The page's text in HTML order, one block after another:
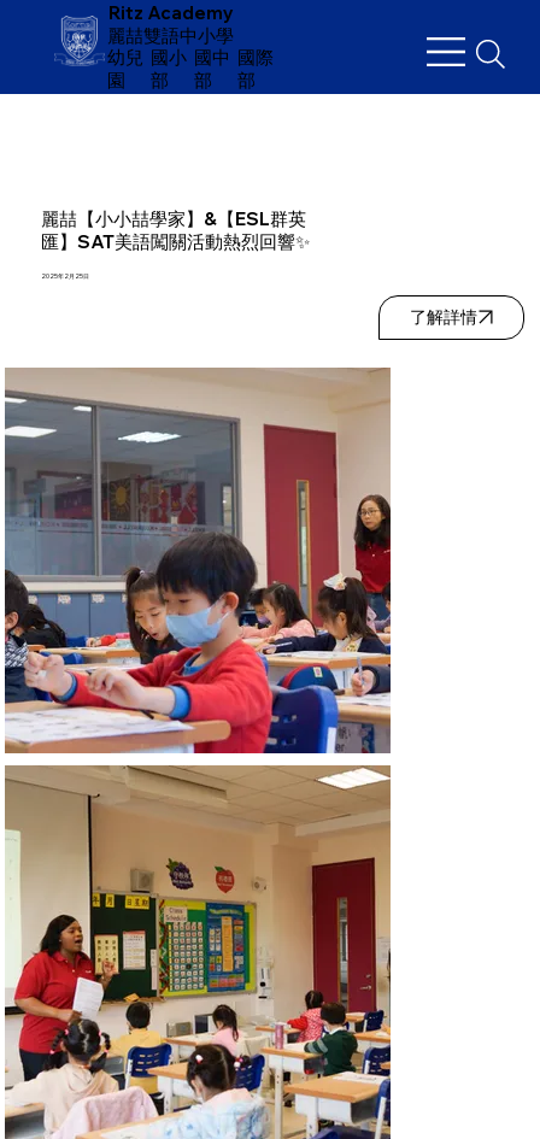
Ritz Academy
麗喆雙語中小學
幼兒
園
​國小
部
國中
部
國際
部
麗喆【小小喆學家】&【ESL群英
匯】SAT美語闖關活動熱烈回響✨
2025年2月25日
了解詳情